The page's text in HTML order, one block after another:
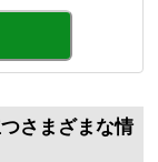
さまざまな情